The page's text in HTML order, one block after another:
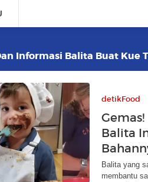
Informasi Balita Buat Kue
detikFood
Balita
Balita yang
membantu